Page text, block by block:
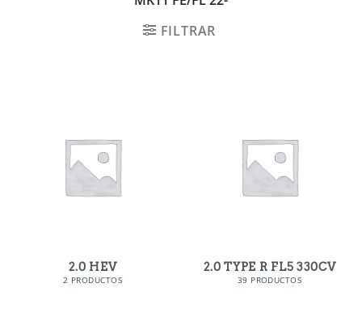
FILTRAR
2.0 HEV
2 PRODUCTOS
2.0 TYPE R FL5 330CV
39 PRODUCTOS